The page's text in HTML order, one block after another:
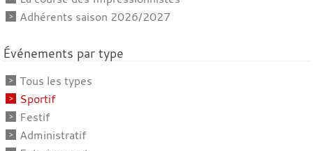
Adhérents saison 2026/2027
Événements par type
Tous les types
Sportif
Festif
Administratif